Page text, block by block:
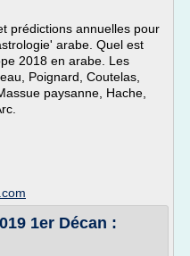
prédictions annuelles pour
arabe. Quel est
2018 en arabe. Les
Poignard, Coutelas,
paysanne, Hache,
1er Décan :